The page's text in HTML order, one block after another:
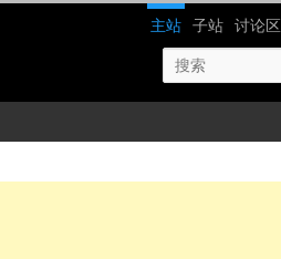
网站导航
主站 子站 讨论区